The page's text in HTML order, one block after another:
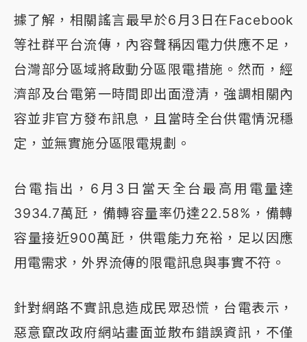
據了解，相關謠言最早於6月3日在Facebook
等社群平台流傳，內容聲稱因電力供應不足，
台灣部分區域將啟動分區限電措施。然而，經
濟部及台電第一時間即出面澄清，強調相關內
容並非官方發布訊息，且當時全台供電情況穩
定，並無實施分區限電規劃。
台電指出，6月3日當天全台最高用電量達
3934.7萬瓩，備轉容量率仍達22.58%，備轉
容量接近900萬瓩，供電能力充裕，足以因應
用電需求，外界流傳的限電訊息與事實不符。
針對網路不實訊息造成民眾恐慌，台電表示，
惡意竄改政府網站畫面並散布錯誤資訊，不僅